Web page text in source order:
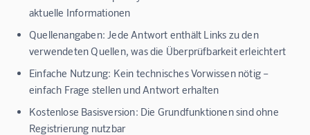
aktuelle Informationen
Quellenangaben: Jede Antwort enthält Links zu den
verwendeten Quellen, was die Überprüfbarkeit erleichtert
Einfache Nutzung: Kein technisches Vorwissen nötig –
einfach Frage stellen und Antwort erhalten
Kostenlose Basisversion: Die Grundfunktionen sind ohne
Registrierung nutzbar